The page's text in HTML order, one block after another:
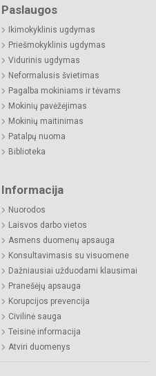
Paslaugos
Ikimokyklinis ugdymas
Priešmokyklinis ugdymas
Vidurinis ugdymas
Neformalusis švietimas
Pagalba mokiniams ir tėvams
Mokinių pavėžėjimas
Mokinių maitinimas
Patalpų nuoma
Biblioteka
Informacija
Nuorodos
Laisvos darbo vietos
Asmens duomenų apsauga
Konsultavimasis su visuomene
Dažniausiai užduodami klausimai
Pranešėjų apsauga
Korupcijos prevencija
Civilinė sauga
Teisinė informacija
Atviri duomenys